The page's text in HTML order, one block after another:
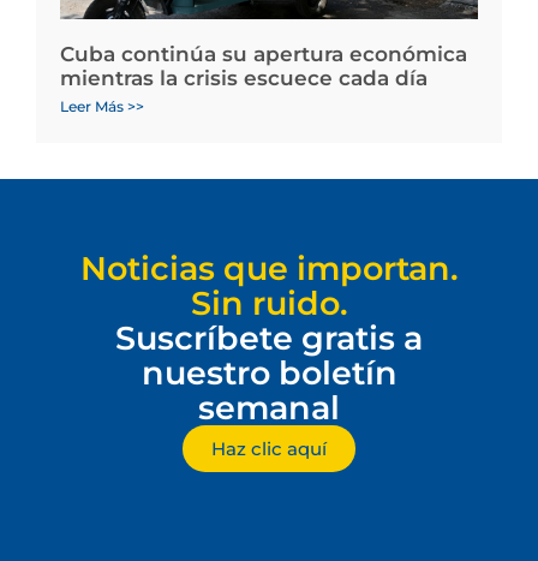
Cuba continúa su apertura económica
mientras la crisis escuece cada día
Leer Más >>
Noticias que importan.
Sin ruido.
Suscríbete gratis a
nuestro boletín
semanal
Haz clic aquí